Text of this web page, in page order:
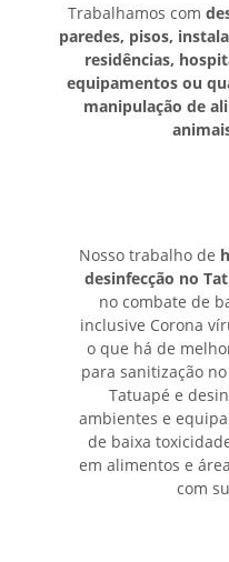
Trabalhamos com
paredes, pisos,
residências,
equipamentos ou
manipulação de
Nosso trabalho de
desinfecção no
no combate de
inclusive Corona
o que há de
para sanitização
Tatuapé e
ambientes e
de baixa
em alimentos e
com